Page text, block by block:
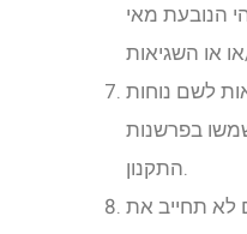
הנובעת מאי
לשם נוחות
בפרשנות
לא תחייב את